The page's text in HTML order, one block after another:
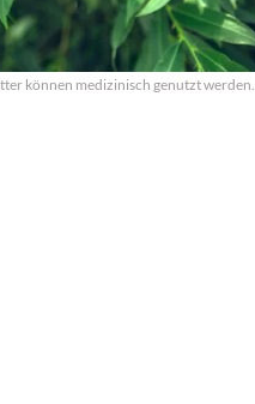
können medizinisch genutzt werden.